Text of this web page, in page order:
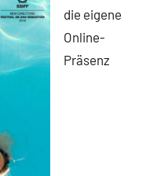
die eigene
Online-
Präsenz